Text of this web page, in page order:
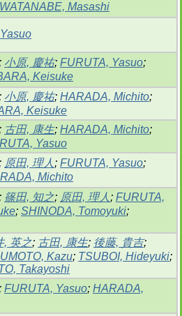
WATANABE, Masashi
; 小原, 慶祐; FURUTA, Yasuo;
Keisuke
小原, 慶祐; HARADA, Michito;
Keisuke
古田, 康生; HARADA, Michito;
Yasuo
原田, 理人 ; FURUTA, Yasuo;
Michito
篠田, 知之; 原田, 理人 ; FURUTA,
; SHINODA, Tomoyuki;
, 英之; 古田, 康生; 後藤, 貴吉;
Kazu; TSUBOI, Hideyuki;
Takayoshi
; FURUTA, Yasuo; HARADA,